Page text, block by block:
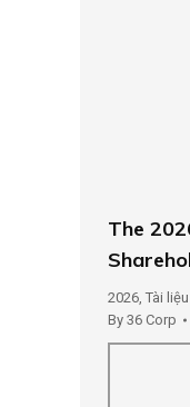
The
2026 Tài
By 36 Corp